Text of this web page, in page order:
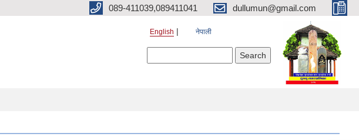
089-411039,089411041 dullumun@gmail.com
English नेपाली